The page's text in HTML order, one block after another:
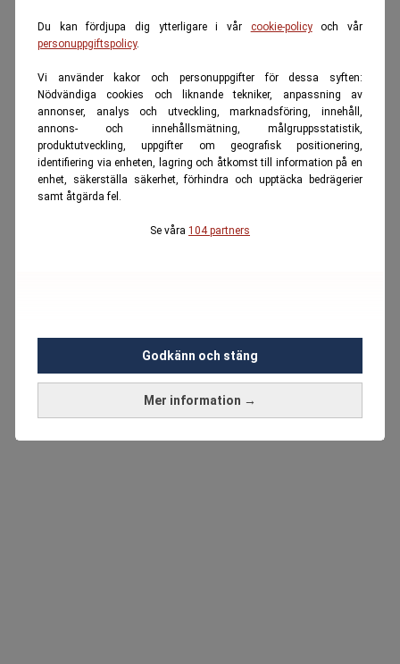
Du kan fördjupa dig ytterligare i vår cookie-policyoch vår
personuppgiftspolicy.
Vi använder kakor och personuppgifter för dessa syften:
Nödvändiga cookies och liknande tekniker, anpassning av
annonser, analys och utveckling, marknadsföring, innehåll,
annons- och innehållsmätning, målgruppsstatistik,
produktutveckling, uppgifter om geografisk positionering,
identifiering via enheten, lagring och åtkomst till information på en
enhet, säkerställa säkerhet, förhindra och upptäcka bedrägerier
samt åtgärda fel.
Se våra 104 partners
Mer information →
Godkänn och stäng